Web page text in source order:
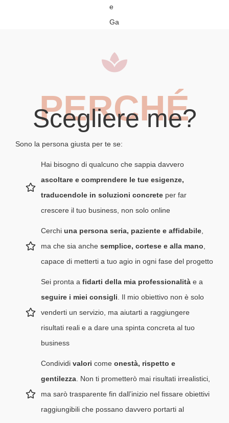
PERCHÉ
Scegliere me?
Sono la persona giusta per te se:
Hai bisogno di qualcuno che sappia davvero
ascoltare e comprendere le tue esigenze,
traducendole in soluzioni concrete per far
crescere il tuo business, non solo online
Cerchi una persona seria, paziente e affidabile,
ma che sia anche semplice, cortese e alla mano,
capace di metterti a tuo agio in ogni fase del progetto
Sei pronta a fidarti della mia professionalità e a
seguire i miei consigli. Il mio obiettivo non è solo
venderti un servizio, ma aiutarti a raggiungere
risultati reali e a dare una spinta concreta al tuo
business
Condividi valori come onestà, rispetto e
gentilezza. Non ti prometterò mai risultati irrealistici,
ma sarò trasparente fin dall’inizio nel fissare obiettivi
raggiungibili che possano davvero portarti al